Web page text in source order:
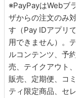
※PayPayはWebブラ
ザからの注文のみ対
す（Pay IDアプリで
用できません）。デ
ルコンテンツ、予約
売、テイクアウト、
販売、定期便、コミ
ティ限定商品、セレ